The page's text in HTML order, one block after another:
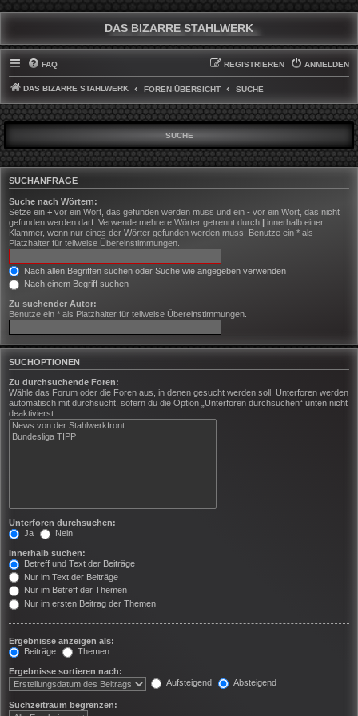
DAS BIZARRE STAHLWERK
FAQ ANMELDEN
REGISTRIEREN
DAS BIZARRE STAHLWERK FOREN-ÜBERSICHT SUCHE
SUCHE
SUCHANFRAGE
Suche nach Wörtern:
Setze ein + vor ein Wort, das gefunden werden muss und ein - vor ein Wort, das nicht
gefunden werden darf. Verwende mehrere Wörter getrennt durch | innerhalb einer
Klammer, wenn nur eines der Wörter gefunden werden muss. Benutze ein * als
Platzhalter für teilweise Übereinstimmungen.
Nach allen Begriffen suchen oder Suche wie angegeben verwenden
Nach einem Begriff suchen
Zu suchender Autor:
Benutze ein * als Platzhalter für teilweise Übereinstimmungen.
SUCHOPTIONEN
Zu durchsuchende Foren:
Wähle das Forum oder die Foren aus, in denen gesucht werden soll. Unterforen werden
automatisch mit durchsucht, sofern du die Option „Unterforen durchsuchen“ unten nicht
deaktivierst.
Unterforen durchsuchen:
Ja
Nein
Innerhalb suchen:
Betreff und Text der Beiträge
Nur im Text der Beiträge
Nur im Betreff der Themen
Nur im ersten Beitrag der Themen
Ergebnisse anzeigen als:
Beiträge
Themen
Ergebnisse sortieren nach:
Aufsteigend
Absteigend
Suchzeitraum begrenzen: